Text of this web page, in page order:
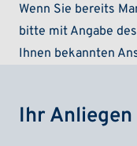
Wenn Sie bereits
bitte mit Angabe
Ihnen bekannten
Ihr